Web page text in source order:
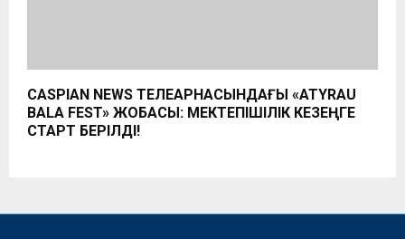
CASPIAN NEWS ТЕЛЕАРНАСЫНДАҒЫ «ATYRAU
BALA FEST» ЖОБАСЫ: МЕКТЕПІШІЛІК КЕЗЕҢГЕ
СТАРТ БЕРІЛДІ!